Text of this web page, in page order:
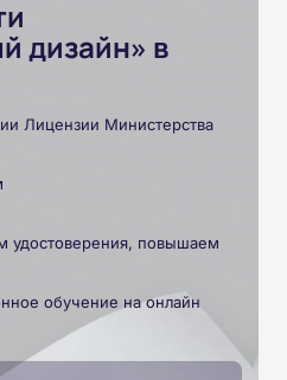
дизайн» в
Лицензии Министерства
удостоверения, повышаем
обучение на онлайн